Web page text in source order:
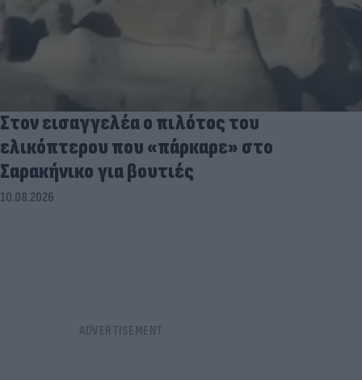
Στον εισαγγελέα ο πιλότος του
ελικόπτερου που «πάρκαρε» στο
Σαρακήνικο για βουτιές
10.08.2026